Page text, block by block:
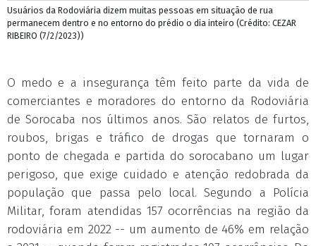
Usuários da Rodoviária dizem muitas pessoas em situação de rua
permanecem dentro e no entorno do prédio o dia inteiro (Crédito: CEZAR
RIBEIRO (7/2/2023))
O medo e a insegurança têm feito parte da vida de
comerciantes e moradores do entorno da Rodoviária
de Sorocaba nos últimos anos. São relatos de furtos,
roubos, brigas e tráfico de drogas que tornaram o
ponto de chegada e partida do sorocabano um lugar
perigoso, que exige cuidado e atenção redobrada da
população que passa pelo local. Segundo a Polícia
Militar, foram atendidas 157 ocorrências na região da
rodoviária em 2022 -- um aumento de 46% em relação